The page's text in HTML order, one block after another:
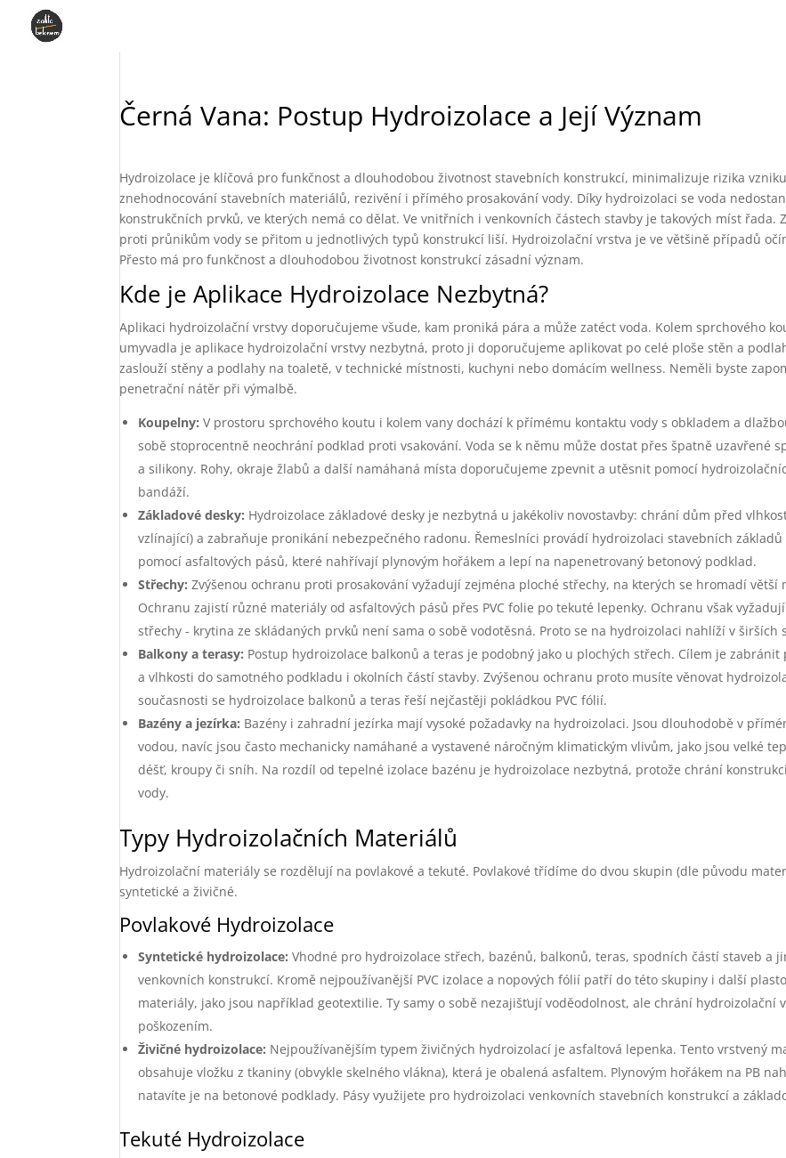
Černá Vana: Postup Hydroizolace a Její Význam
Hydroizolace je klíčová pro funkčnost a dlouhodobou životnost stavebních konstrukcí, minimalizuje rizika
znehodnocování stavebních materiálů, rezivění i přímého prosakování vody. Díky hydroizolaci se voda
konstrukčních prvků, ve kterých nemá co dělat. Ve vnitřních i venkovních částech stavby je takových míst řada.
proti průnikům vody se přitom u jednotlivých typů konstrukcí liší. Hydroizolační vrstva je ve většině případů
Přesto má pro funkčnost a dlouhodobou životnost konstrukcí zásadní význam.
Kde je Aplikace Hydroizolace Nezbytná?
Aplikaci hydroizolační vrstvy doporučujeme všude, kam proniká pára a může zatéct voda. Kolem sprchového
umyvadla je aplikace hydroizolační vrstvy nezbytná, proto ji doporučujeme aplikovat po celé ploše stěn a
zaslouží stěny a podlahy na toaletě, v technické místnosti, kuchyni nebo domácím wellness. Neměli byste
penetrační nátěr při výmalbě.
Koupelny: V prostoru sprchového koutu i kolem vany dochází k přímému kontaktu vody s obkladem a
sobě stoprocentně neochrání podklad proti vsakování. Voda se k němu může dostat přes špatně uzavřené
a silikony. Rohy, okraje žlabů a další namáhaná místa doporučujeme zpevnit a utěsnit pomocí
bandáží.
Základové desky: Hydroizolace základové desky je nezbytná u jakékoliv novostavby: chrání dům před
vzlínající) a zabraňuje pronikání nebezpečného radonu. Řemeslníci provádí hydroizolaci stavebních
pomocí asfaltových pásů, které nahřívají plynovým hořákem a lepí na napenetrovaný betonový podklad.
Střechy: Zvýšenou ochranu proti prosakování vyžadují zejména ploché střechy, na kterých se hromadí větší
Ochranu zajistí různé materiály od asfaltových pásů přes PVC folie po tekuté lepenky. Ochranu však
střechy - krytina ze skládaných prvků není sama o sobě vodotěsná. Proto se na hydroizolaci nahlíží v širších
Balkony a terasy: Postup hydroizolace balkonů a teras je podobný jako u plochých střech. Cílem je zabránit
a vlhkosti do samotného podkladu i okolních částí stavby. Zvýšenou ochranu proto musíte věnovat
současnosti se hydroizolace balkonů a teras řeší nejčastěji pokládkou PVC fólií.
Bazény a jezírka: Bazény i zahradní jezírka mají vysoké požadavky na hydroizolaci. Jsou dlouhodobě v
vodou, navíc jsou často mechanicky namáhané a vystavené náročným klimatickým vlivům, jako jsou velké
déšť, kroupy či sníh. Na rozdíl od tepelné izolace bazénu je hydroizolace nezbytná, protože chrání
vody.
Typy Hydroizolačních Materiálů
Hydroizolační materiály se rozdělují na povlakové a tekuté. Povlakové třídíme do dvou skupin (dle původu
syntetické a živičné.
Povlakové Hydroizolace
Syntetické hydroizolace: Vhodné pro hydroizolace střech, bazénů, balkonů, teras, spodních částí staveb a
venkovních konstrukcí. Kromě nejpoužívanější PVC izolace a nopových fólií patří do této skupiny i další
materiály, jako jsou například geotextilie. Ty samy o sobě nezajišťují voděodolnost, ale chrání hydroizolační
poškozením.
Živičné hydroizolace: Nejpoužívanějším typem živičných hydroizolací je asfaltová lepenka. Tento vrstvený
obsahuje vložku z tkaniny (obvykle skelného vlákna), která je obalená asfaltem. Plynovým hořákem na PB
natavíte je na betonové podklady. Pásy využijete pro hydroizolaci venkovních stavebních konstrukcí a
Tekuté Hydroizolace